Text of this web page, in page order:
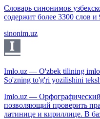
Словарь синонимов
содержит более 3300 слов
sinonim.uz
Imlo.uz — O'zbek tilining imlo
So'zning to'g'ri yozilishini
Imlo.uz — Орфографический
позволяющий проверить
латинице и кириллице. В